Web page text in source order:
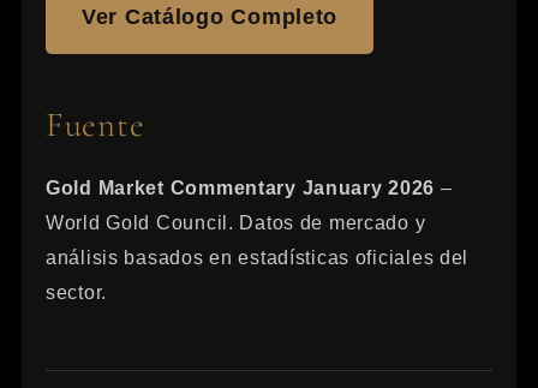
Ver Catálogo Completo
Fuente
Gold Market Commentary January 2026 –
World Gold Council. Datos de mercado y
análisis basados en estadísticas oficiales del
sector.